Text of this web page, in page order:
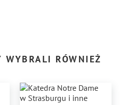
WYBRALI RÓWNIEŻ